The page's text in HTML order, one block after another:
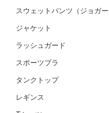
スウェットパンツ（ジョガー
ジャケット
ラッシュガード
スポーツブラ
タンクトップ
レギンス